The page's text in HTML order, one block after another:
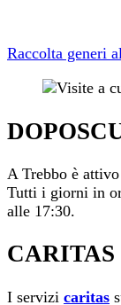
Raccolta generi
A Trebbo è
Tutti i giorni in
alle 17:30.
CARITAS
I servizi caritas